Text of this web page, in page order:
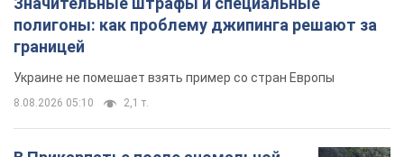
полигоны: как проблему джипинга решают за
границей
Украине не помешает взять пример со стран Европы
8.08.2026 05:10 2,1 т.